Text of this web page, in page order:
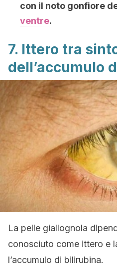
con il noto gonfiore
ventre.
7. Ittero tra
dell’accumulo
La pelle giallognola
conosciuto come ittero e
l’accumulo di bilirubina.